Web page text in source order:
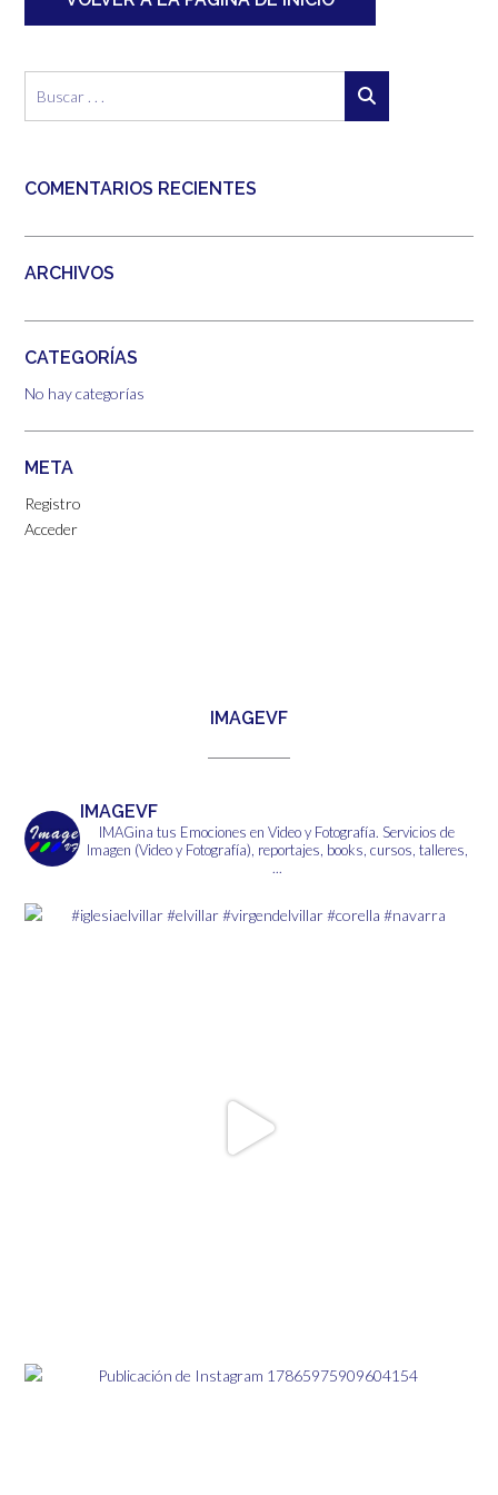
COMENTARIOS RECIENTES
ARCHIVOS
CATEGORÍAS
No hay categorías
META
Registro
Acceder
IMAGEVF
IMAGEVF
IMAGina tus Emociones en Video y Fotografía. Servicios de
Imagen (Video y Fotografía), reportajes, books, cursos, talleres,
...